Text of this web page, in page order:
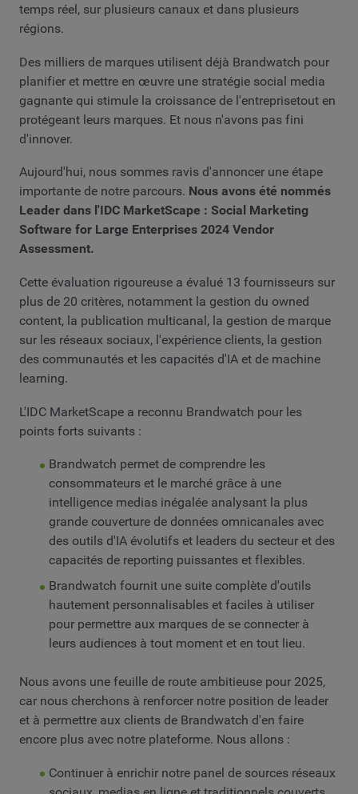
temps réel, sur plusieurs canaux et dans plusieurs
régions.
Des milliers de marques utilisent déjà Brandwatch pour
planifier et mettre en œuvre une stratégie social media
gagnante qui stimule la croissance de l'entreprisetout en
protégeant leurs marques. Et nous n'avons pas fini
d'innover.
Aujourd'hui, nous sommes ravis d'annoncer une étape
importante de notre parcours. Nous avons été nommés
Leader dans l'IDC MarketScape : Social Marketing
Software for Large Enterprises 2024 Vendor
Assessment.
Cette évaluation rigoureuse a évalué 13 fournisseurs sur
plus de 20 critères, notamment la gestion du owned
content, la publication multicanal, la gestion de marque
sur les réseaux sociaux, l'expérience clients, la gestion
des communautés et les capacités d'IA et de machine
learning.
L'IDC MarketScape a reconnu Brandwatch pour les
points forts suivants :
Brandwatch permet de comprendre les
consommateurs et le marché grâce à une
intelligence medias inégalée analysant la plus
grande couverture de données omnicanales avec
des outils d'IA évolutifs et leaders du secteur et des
capacités de reporting puissantes et flexibles.
Brandwatch fournit une suite complète d'outils
hautement personnalisables et faciles à utiliser
pour permettre aux marques de se connecter à
leurs audiences à tout moment et en tout lieu.
Nous avons une feuille de route ambitieuse pour 2025,
car nous cherchons à renforcer notre position de leader
et à permettre aux clients de Brandwatch d'en faire
encore plus avec notre plateforme. Nous allons :
Continuer à enrichir notre panel de sources réseaux